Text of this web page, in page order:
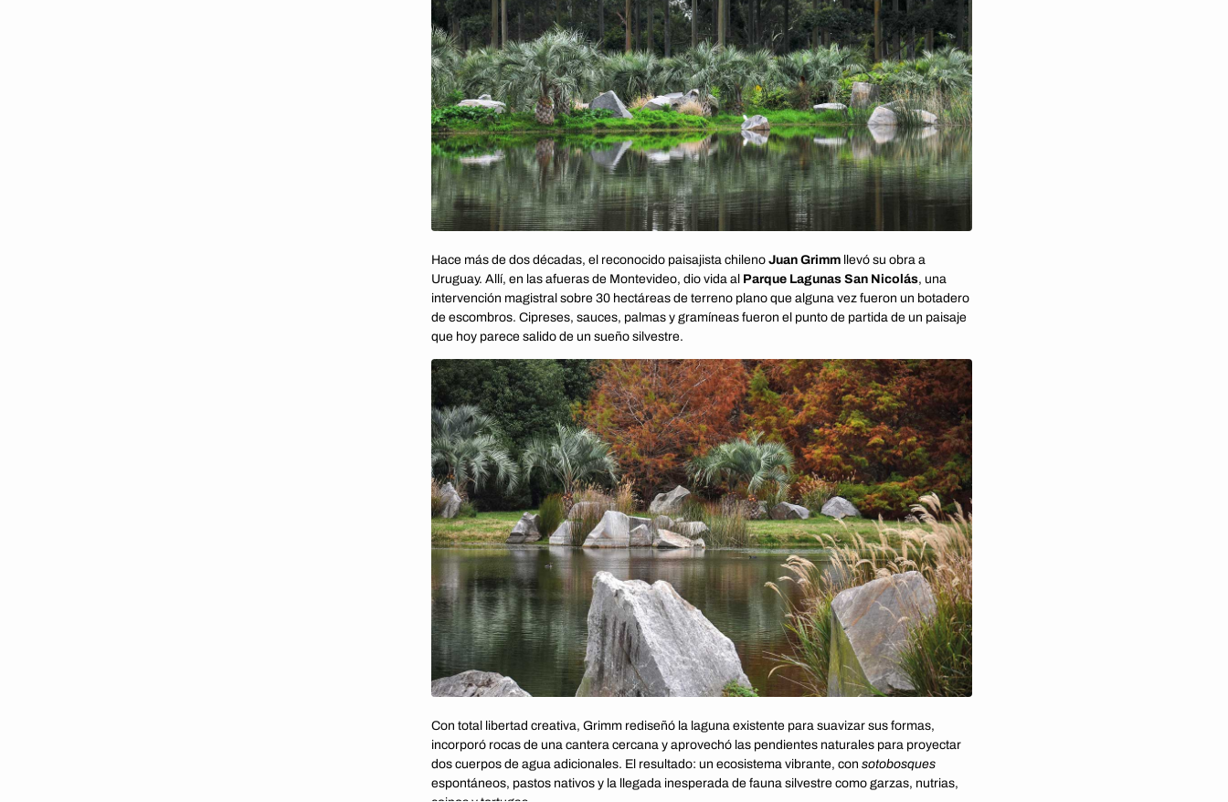
Hace más de dos décadas, el reconocido paisajista chileno Juan Grimmllevó su obra a
Uruguay. Allí, en las afueras de Montevideo, dio vida al Parque Lagunas San Nicolás, una
intervención magistral sobre 30 hectáreas de terreno plano que alguna vez fueron un botadero
de escombros. Cipreses, sauces, palmas y gramíneas fueron el punto de partida de un paisaje
que hoy parece salido de un sueño silvestre.
Con total libertad creativa, Grimm rediseñó la laguna existente para suavizar sus formas,
incorporó rocas de una cantera cercana y aprovechó las pendientes naturales para proyectar
dos cuerpos de agua adicionales. El resultado: un ecosistema vibrante, con sotobosques
espontáneos, pastos nativos y la llegada inesperada de fauna silvestre como garzas, nutrias,